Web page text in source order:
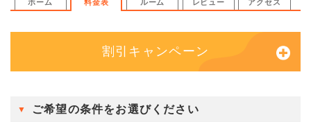
ホーム 料金表 ルーム レビュー アクセス
割引キャンペーン
ご希望の条件をお選びください